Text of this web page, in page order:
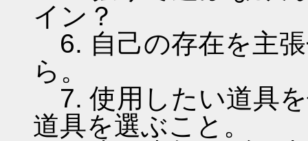
イン？
6. 自己の存在を主
ら。
7. 使用したい道具
道具を選ぶこと。